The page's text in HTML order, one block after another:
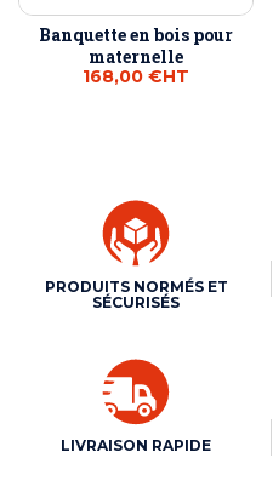
Banquette en bois pour
maternelle
168,00 €HT
PRODUITS NORMÉS ET
SÉCURISÉS
LIVRAISON RAPIDE